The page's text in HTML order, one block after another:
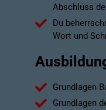
Abschluss
Du
Wort und
Grundlagen
Grundlagen